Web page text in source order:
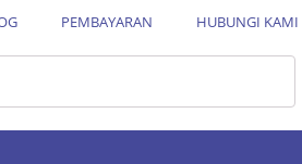
PEMBAYARAN HUBUNGI KAMI